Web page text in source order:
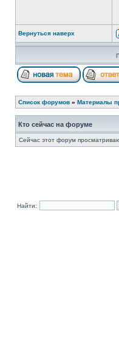
Вернуться наверх
Список форумов » Материалы
Кто сейчас на форуме
Сейчас этот форум
Найти: